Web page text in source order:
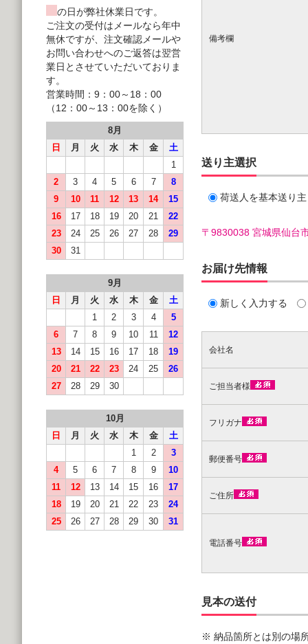
備考欄
送り主選択
荷送人を基本送り
〒9830038 宮城県仙台
お届け先情報
新しく入力する
会社名
ご担当者様
フリガナ
郵便番号
ご住所
電話番号
見本の送付
※ 納品箇所とは別の場
の日が弊社休業日です。
ご注文の受付はメールなら年中
無休ですが、注文確認メールや
お問い合わせへのご返答は翌営
業日とさせていただいておりま
す。
営業時間：9：00～18：00
（12：00～13：00を除く）
8月
日
月 火 水 木 金
土
1
2
3 4 5 6 7
8
9
10 11 12 13 14
15
16
17 18 19 20 21
22
23
24 25 26 27 28
29
30
31
9月
日
月 火 水 木 金
土
1
2 3 4
5
6
7 8 9 10 11
12
13
14 15 16 17 18
19
20
21 22 23 24 25
26
27
28 29 30
10月
日
月 火 水 木 金
土
1
2
3
4
5 6 7 8 9
10
11
12 13 14 15 16
17
18
19 20 21 22 23
24
25
26 27 28 29 30 31